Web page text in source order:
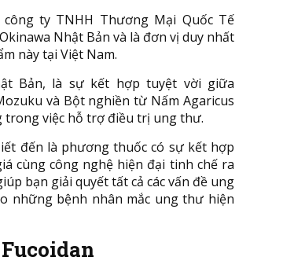
công ty TNHH Thương Mại Quốc Tế
Nhật Bản và là đơn vị duy nhất
này tại Việt Nam.
Bản, là sự kết hợp tuyệt vời giữa
và Bột nghiền từ Nấm Agaricus
trong việc hỗ trợ điều trị ung thư.
đến là phương thuốc có sự kết hợp
cùng công nghệ hiện đại tinh chế ra
bạn giải quyết tất cả các vấn đề ung
những bệnh nhân mắc ung thư hiện